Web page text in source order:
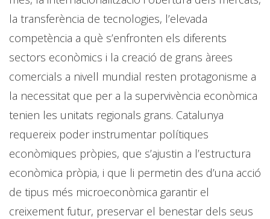
la transferència de tecnologies, l’elevada
competència a què s’enfronten els diferents
sectors econòmics i la creació de grans àrees
comercials a nivell mundial resten protagonisme a
la necessitat que per a la supervivència econòmica
tenien les unitats regionals grans. Catalunya
requereix poder instrumentar polítiques
econòmiques pròpies, que s’ajustin a l’estructura
econòmica pròpia, i que li permetin des d’una acció
de tipus més microeconòmica garantir el
creixement futur, preservar el benestar dels seus